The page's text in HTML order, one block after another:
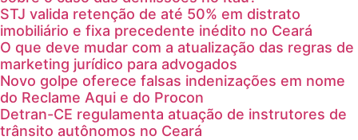
STJ valida retenção de até 50% em distrato
imobiliário e fixa precedente inédito no Ceará
O que deve mudar com a atualização das regras de
marketing jurídico para advogados
Novo golpe oferece falsas indenizações em nome
do Reclame Aqui e do Procon
Detran-CE regulamenta atuação de instrutores de
trânsito autônomos no Ceará